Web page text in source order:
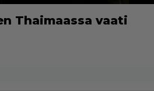
Thaimaassa vaati